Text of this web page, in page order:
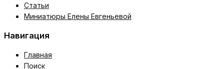
Статьи
Миниатюры Елены Евгеньевой
Навигация
Главная
Поиск